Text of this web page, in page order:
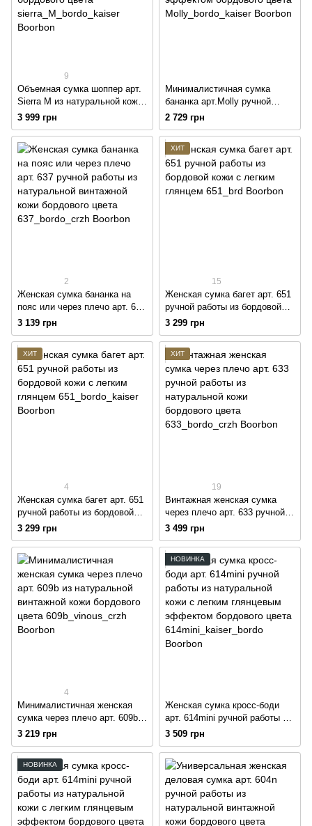
9
Объемная сумка шоппер арт.
Sierra M из натуральной кожи
с легким глянцевым
3 999 грн
Минималистичная сумка
бананка арт.Molly ручной
работы из натуральной кожи с
бордового цвета
2 729 грн
2
Женская сумка бананка на
пояс или через плечо арт. 637
ручной работы из
бордового цвета
3 139 грн
ХИТ
15
Женская сумка багет арт. 651
ручной работы из бордовой
кожи с легким глянцем
3 299 грн
ХИТ
4
Женская сумка багет арт. 651
ручной работы из бордовой
кожи с легким глянцем
3 299 грн
ХИТ
19
Винтажная женская сумка
через плечо арт. 633 ручной
работы из натуральной кожи
3 499 грн
4
Минималистичная женская
сумка через плечо арт. 609b
из натуральной винтажной
3 219 грн
НОВИНКА
Женская сумка кросс-боди
арт. 614mini ручной работы из
натуральной кожи с легким
бордового цвета
3 509 грн
НОВИНКА